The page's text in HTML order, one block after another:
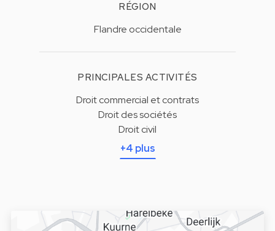
RÉGION
Flandre occidentale
PRINCIPALES ACTIVITÉS
Droit commercial et contrats
Droit des sociétés
Droit civil
+4 plus